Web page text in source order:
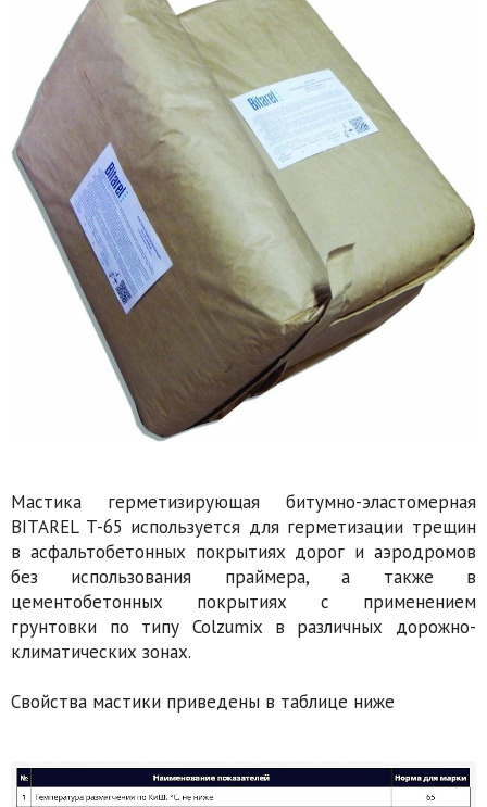
Мастика герметизирующая битумно-эластомерная
BITAREL T-65 используется для герметизации трещин
в асфальтобетонных покрытиях дорог и аэродромов
без использования праймера, а также в
цементобетонных покрытиях с применением
грунтовки по типу Colzumix в различных дорожно-
климатических зонах.
Свойства мастики приведены в таблице ниже